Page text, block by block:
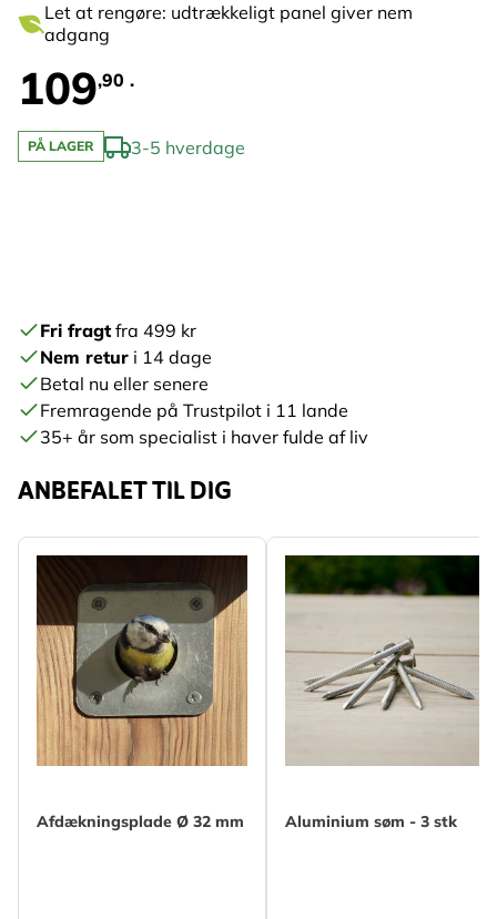
Let at rengøre: udtrækkeligt panel giver nem
adgang
109,90 .
PÅ LAGER 3-5 hverdage
Fri fragtfra 499 kr
Nem retur i 14 dage
Betal nu eller senere
Fremragende på Trustpilot i 11 lande
35+ år som specialist i haver fulde af liv
ANBEFALET TIL DIG
Afdækningsplade Ø 32 mm Aluminium søm - 3 stk